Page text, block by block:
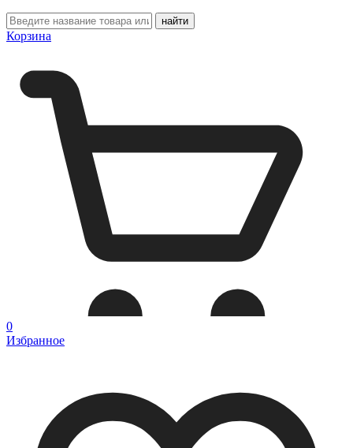
Корзина
0
Избранное